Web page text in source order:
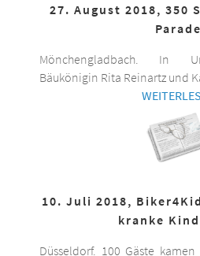
27. August 2018, 350
Parade
Mönchengladbach. In
Bäukönigin Rita Reinartz und
10. Juli 2018,
kranke
Düsseldorf. 100 Gäste